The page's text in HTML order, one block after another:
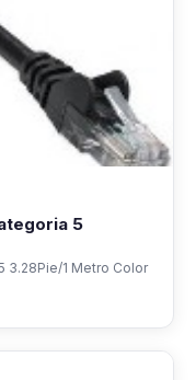
5
3.28Pie/1 Metro Color